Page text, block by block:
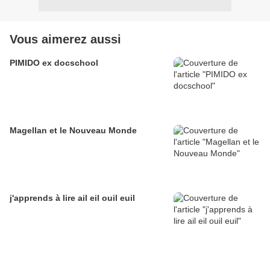
Vous aimerez aussi
PIMIDO ex docschool
Magellan et le Nouveau Monde
j'apprends à lire ail eil ouil euil